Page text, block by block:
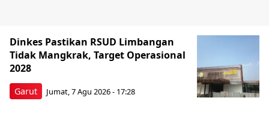
Garut
Dinkes Pastikan RSUD Limbangan
Tidak Mangkrak, Target Operasional
2028
Jumat, 7 Agu 2026 - 17:28